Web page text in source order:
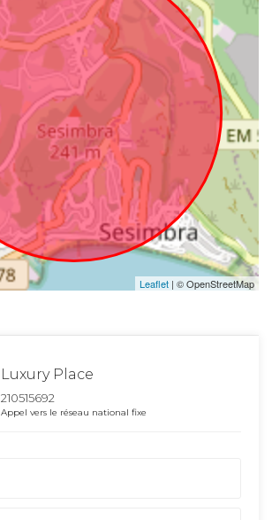
Leaflet | © OpenStreetMap
Luxury Place
210515692
Appel vers le réseau national fixe